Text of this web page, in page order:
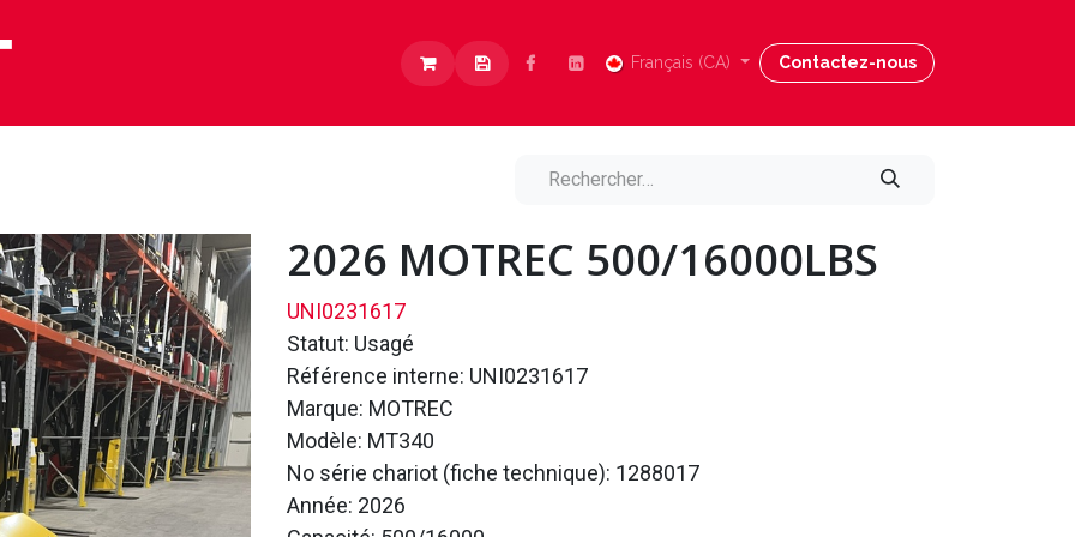
Carrières Nous joindre Blog Aide
Français (CA) Contactez-nous
2026 MOTREC 500/16000LBS
UNI0231617
Statut: Usagé
Référence interne: UNI0231617
Marque: MOTREC
Modèle: MT340
No série chariot (fiche technique): 1288017
Année: 2026